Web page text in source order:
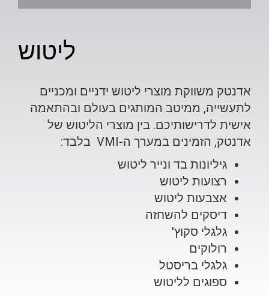
ליטוש
אדנטק משווקת מוצרי ליטוש ידניים ומכניים
לתעשייה, ממיטב המותגים בעולם ובהתאמה
אישית לדרישותיכם. בין מוצרי הליטוש של
אדנטק, הזמינים במערך ה-VMI בלבד:
גיליונות בד ונייר ליטוש
רצועות ליטוש
אצבעות ליטוש
דיסקים להשחזה
גלגלי סקוץ'
רולוקים
גלגלי בריסטל
ספוגים לליטוש